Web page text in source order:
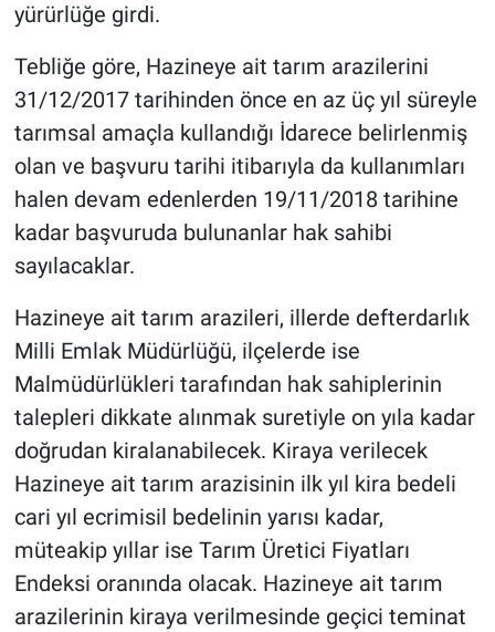
yürürlüğe girdi.
Tebliğe göre, Hazineye ait tarım arazilerini
31/12/2017 tarihinden önce en az üç yıl süreyle
tarımsal amaçla kullandığı İdarece belirlenmiş
olan ve başvuru tarihi itibarıyla da kullanımları
halen devam edenlerden 19/11/2018 tarihine
kadar başvuruda bulunanlar hak sahibi
sayılacaklar.
Hazineye ait tarım arazileri, illerde defterdarlık
Milli Emlak Müdürlüğü, ilçelerde ise
Malmüdürlükleri tarafından hak sahiplerinin
talepleri dikkate alınmak suretiyle on yıla kadar
doğrudan kiralanabilecek. Kiraya verilecek
Hazineye ait tarım arazisinin ilk yıl kira bedeli
cari yıl ecrimisil bedelinin yarısı kadar,
müteakip yıllar ise Tarım Üretici Fiyatları
Endeksi oranında olacak. Hazineye ait tarım
arazilerinin kiraya verilmesinde geçici teminat